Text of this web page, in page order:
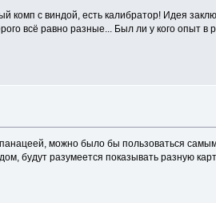
комп с виндой, есть калибратор! Идея
всё равно разные... Был ли у кого опыт
можно было бы пользоваться
разумеется показывать разную